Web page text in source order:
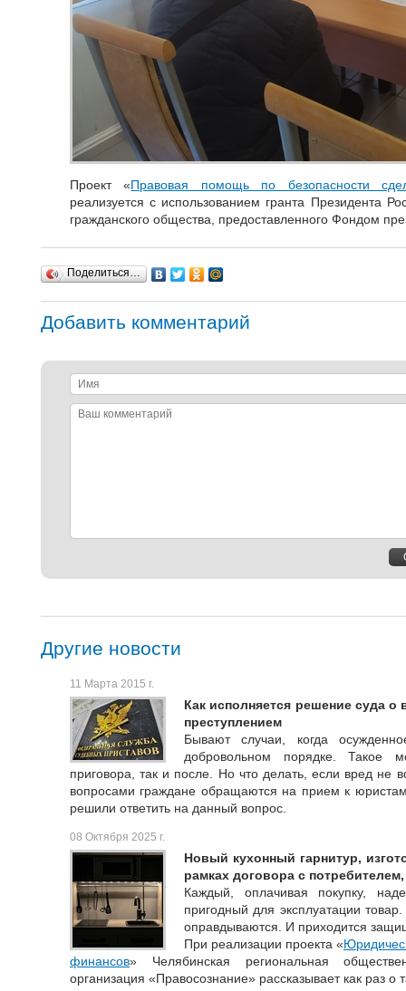
Проект «Правовая помощь по безопасности
реализуется с использованием гранта Президента
гражданского общества, предоставленного Фондом
Поделиться…
Добавить комментарий
Имя
Ваш
Другие новости
11 Марта 2015 г.
Как исполняется решение суда о
преступлением
Бывают случаи, когда
добровольном порядке. Такое
приговора, так и после. Но что делать, если вред не
вопросами граждане обращаются на прием к
решили ответить на данный вопрос.
08 Октября 2025 г.
Новый кухонный гарнитур,
рамках договора с
Каждый, оплачивая покупку,
пригодный для эксплуатации
оправдываются. И приходится
При реализации проекта «
финансов» Челябинская региональная
организация «Правосознание» рассказывает как раз о